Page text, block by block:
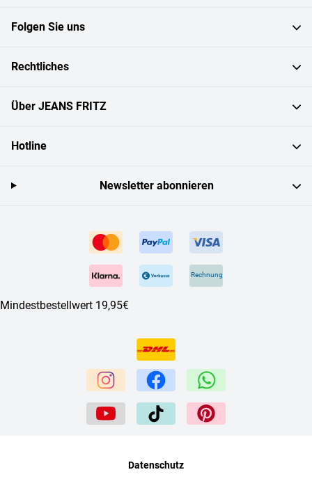
Folgen Sie uns
Rechtliches
Über JEANS FRITZ
Hotline
Rechnung
Mindestbestellwert 19,95€
Newsletter abonnieren
Datenschutz